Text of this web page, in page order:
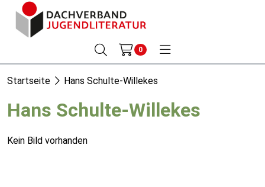
0
Startseite Hans Schulte-Willekes
Hans Schulte-Willekes
Kein Bild vorhanden